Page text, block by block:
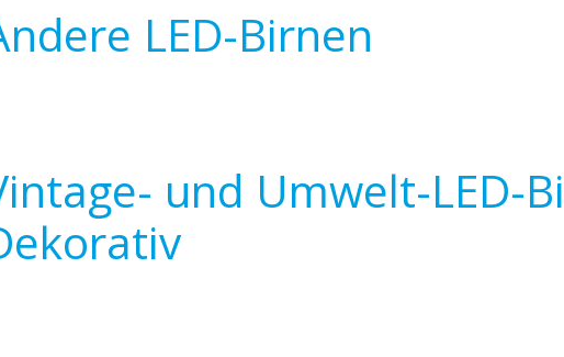
LED-Birnen
und Umwelt-LED-